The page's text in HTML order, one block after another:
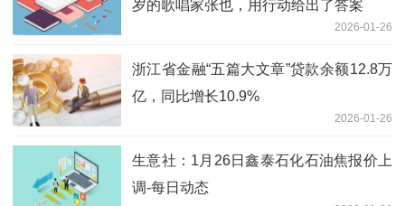
岁的歌唱家张也，用行动给出了答案
2026-01-26
浙江省金融“五篇大文章”贷款余额12.8万
亿，同比增长10.9%
2026-01-26
生意社：1月26日鑫泰石化石油焦报价上
调-每日动态